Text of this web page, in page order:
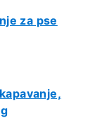
za pse